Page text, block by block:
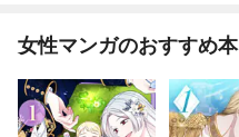
らない件～ 第1話
女性マンガのおすすめ本